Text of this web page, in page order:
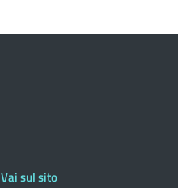
Vai sul sito